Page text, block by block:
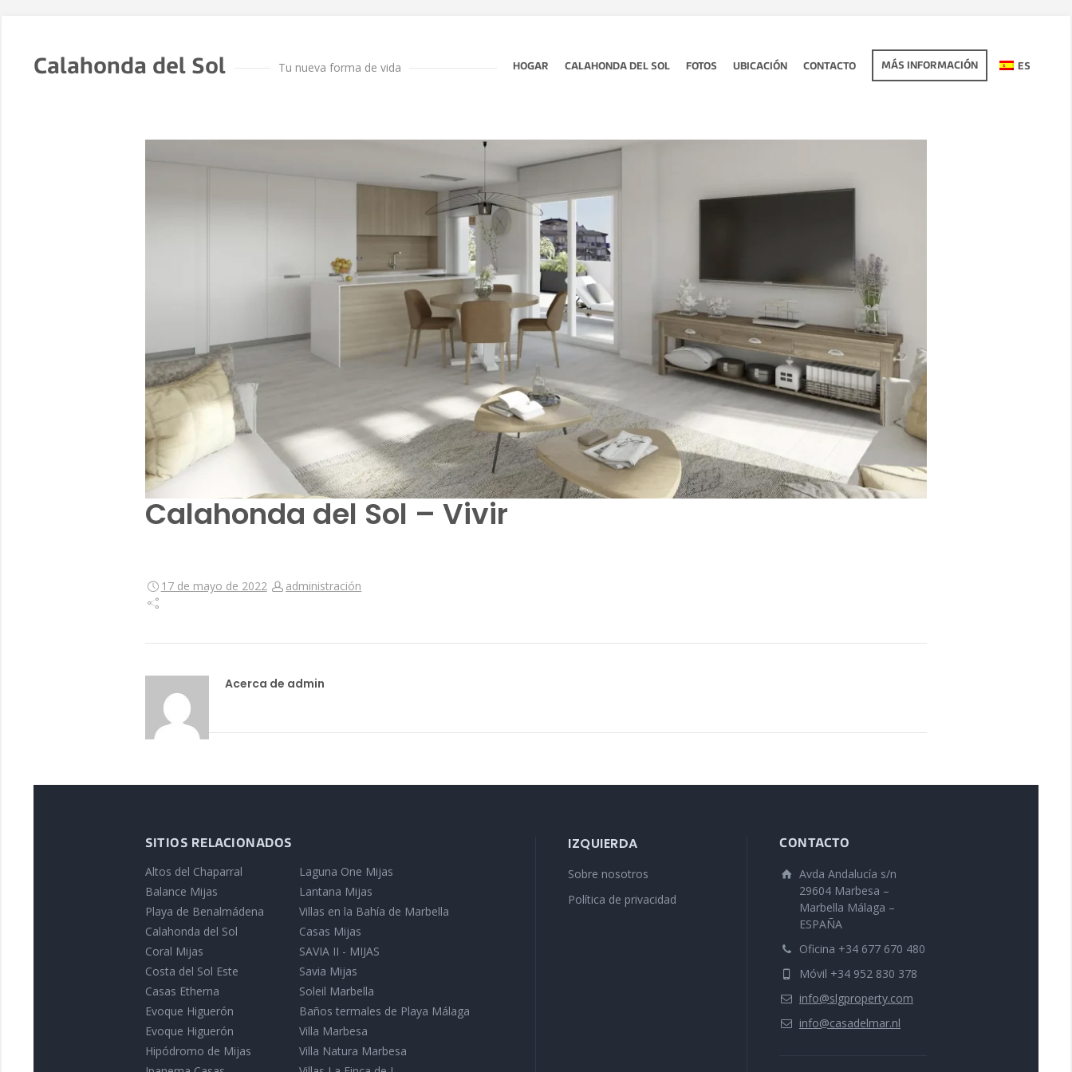
Calahonda del Sol Tu nueva forma de vida HOGAR CALAHONDA DEL SOL FOTOS UBICACIÓN CONTACTO MÁS INFORMACIÓN ES
Calahonda del Sol – Vivir
17 de mayo de 2022 administración
Acerca de admin
SITIOS RELACIONADOS
Altos del Chaparral
Balance Mijas
Playa de Benalmádena
Calahonda del Sol
Coral Mijas
Costa del Sol Este
Casas Etherna
Evoque Higuerón
Evoque Higuerón
Hipódromo de Mijas
Laguna One Mijas
Lantana Mijas
Villas en la Bahía de Marbella
Casas Mijas
SAVIA II - MIJAS
Savia Mijas
Soleil Marbella
Baños termales de Playa Málaga
Villa Marbesa
Villa Natura Marbesa
IZQUIERDA
Sobre nosotros
Política de privacidad
CONTACTO
Avda Andalucía s/n
29604 Marbesa –
Marbella Málaga –
ESPAÑA
Oficina +34 677 670 480
Móvil +34 952 830 378
info@slgproperty.com
info@casadelmar.nl